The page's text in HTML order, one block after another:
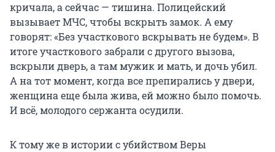
кричала, а сейчас — тишина. Полицейский
вызывает МЧС, чтобы вскрыть замок. А ему
говорят: «Без участкового вскрывать не будем». В
итоге участкового забрали с другого вызова,
вскрыли дверь, а там мужик и мать, и дочь убил.
А на тот момент, когда все препирались у двери,
женщина еще была жива, ей можно было помочь.
И всё, молодого сержанта осудили.
К тому же в истории с убийством Веры